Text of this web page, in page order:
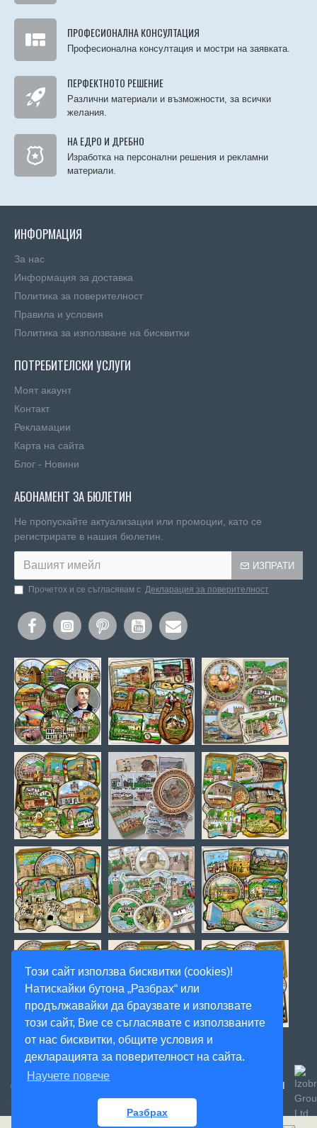
Този сайт използва бисквитки (cookies)!
Натискайки бутона „Разбрах“ или
продължавайки да браузвате и използвате
този сайт, Вие се съгласявате с използваните
от нас бисквитки, общите условия и
декларацията за поверителност на сайта.
Научете повече
Разбрах
ПРОФЕСИОНАЛНА КОНСУЛТАЦИЯ
Професионална консултация и мостри на заявката.
ПЕРФЕКТНОТО РЕШЕНИЕ
Различни материали и възможности, за всички
желания.
НА ЕДРО И ДРЕБНО
Изработка на персонални решения и рекламни
материали.
ИНФОРМАЦИЯ
За нас
Информация за доставка
Политика за поверителност
Правила и условия
Πoлитика зa изпoлзвaнe нa бисквитĸи
ПОТРЕБИТЕЛСКИ УСЛУГИ
Моят акаунт
Контакт
Рекламации
Карта на сайта
Блог - Новини
АБОНАМЕНТ ЗА БЮЛЕТИН
Не пропускайте актуализации или промоции, като се
регистрирате в нашия бюлетин.
ИЗПРАТИ
Прочетох и се съгласявам с Декларация за поверителност
© 2020, Magnitnisuveniri.bg, Артекс Студио, Всички
Created